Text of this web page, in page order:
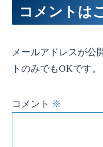
コメントは
メールアドレスが公
トのみでもOKです。
コメント ※